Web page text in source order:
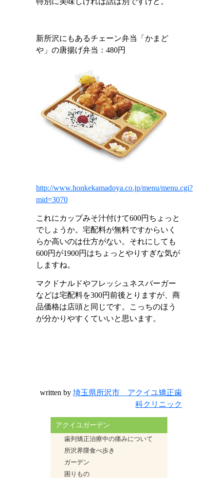
新所沢にもあるチェーン弁当「かまど
や」の唐揚げ弁当： 480円
http://www.honkekamadoya.co.jp/menu/menu.cgi?
mid=3070
これにカップみそ汁付けて600円ちょっと
でしょうか。宅配料が無料ですからいく
らか高いのは仕方がない。それにしても
600円が1900円はちょっとやりすぎな気が
しますね。
マクドナルドやフレッシュネスバーガー
などは宅配料を300円前後とりますが、商
品価格は店頭と同じです。こっちのほう
が分かりやすくていいと思います。
written by 埼玉県所沢市 アクイユ矯正歯
科クリニック
アクイユガーデン
歯列矯正治療中の痛みについて
所沢界隈食べ歩き
ガーデン
困りもの